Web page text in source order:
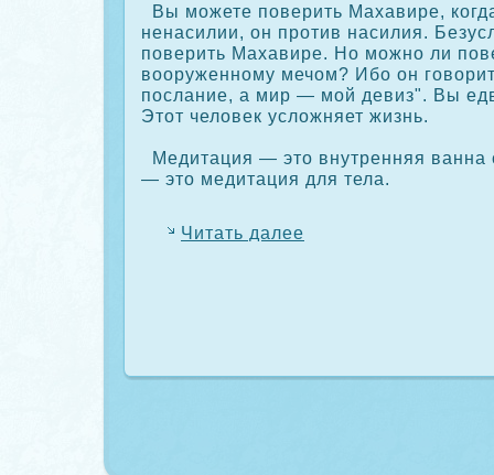
Вы можете поверить Махавире,
ненасилии, он против насилия.
поверить Махавире. Но можно ли
вооруженному мечом? Ибо он
послание, а мир — мой девиз". Вы
Этот человек усложняет жизнь.
Медитация — это внутренняя ванна
— это медитация для тела.
Читать далее